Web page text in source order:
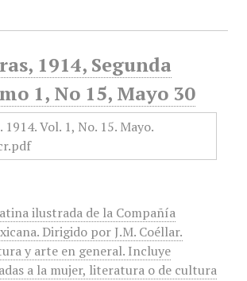
1914, Segunda
1, No 15, Mayo 30
ilustrada de la Compañía
Dirigido por J.M. Coéllar.
y arte en general. Incluye
a la mujer, literatura o de cultura